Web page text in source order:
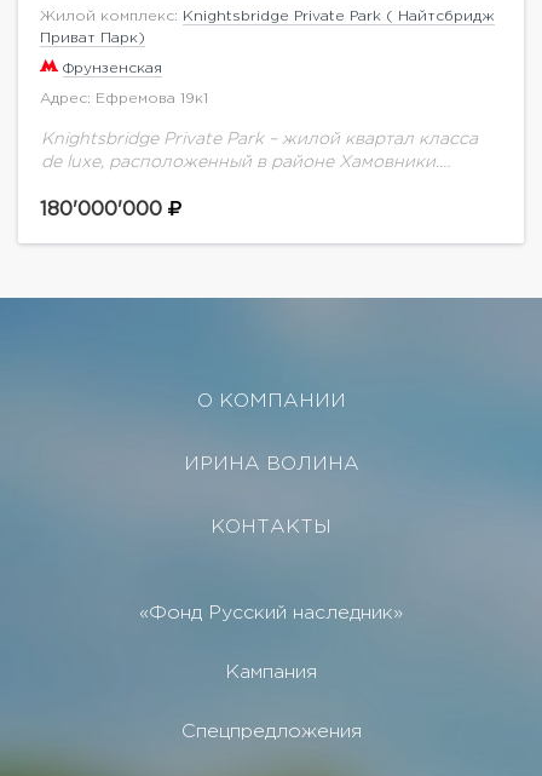
Жилой комплекс:
Knightsbridge Private Park ( Найтсбридж
Приват Парк)
Фрунзенская
Адрес: Ефремова 19к1
Knightsbridge Private Park – жилой квартал класса
de luxe, расположенный в районе Хамовники.
классическом стиле, состоящий из четырех
180'000'000
О КОМПАНИИ
ИРИНА ВОЛИНА
КОНТАКТЫ
«Фонд Русский наследник»
Кампания
Спецпредложения